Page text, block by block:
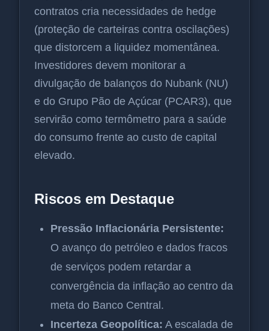
contratos cria necessidades de hedge
(proteção de carteiras contra oscilações)
que distorcem a liquidez momentânea.
Investidores devem monitorar a
divulgação de balanços do Nubank (NU)
e do Grupo Pão de Açúcar (PCAR3), que
servirão como termômetro para a saúde
do consumo frente ao custo de capital
elevado.
Riscos em Destaque
Pressão Inflacionária Persistente:
O avanço do petróleo e dados fracos
de serviços podem retardar a
convergência da inflação ao centro da
meta do Banco Central.
Incerteza Geopolítica: A escalada de